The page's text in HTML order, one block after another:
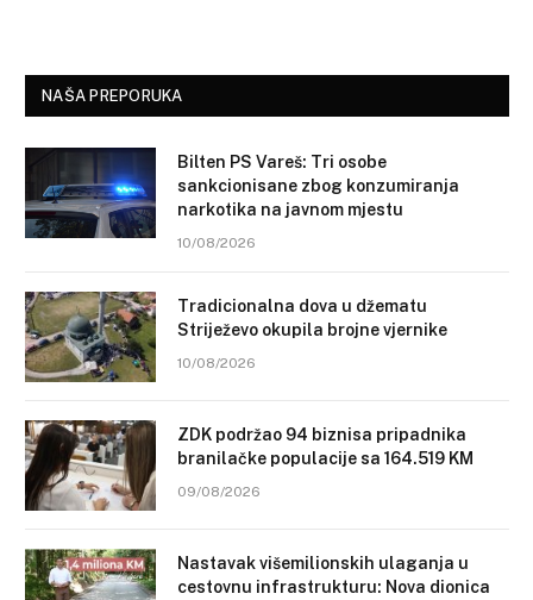
NAŠA PREPORUKA
Bilten PS Vareš: Tri osobe
sankcionisane zbog konzumiranja
narkotika na javnom mjestu
10/08/2026
Tradicionalna dova u džematu
Striježevo okupila brojne vjernike
10/08/2026
ZDK podržao 94 biznisa pripadnika
branilačke populacije sa 164.519 KM
09/08/2026
Nastavak višemilionskih ulaganja u
cestovnu infrastrukturu: Nova dionica